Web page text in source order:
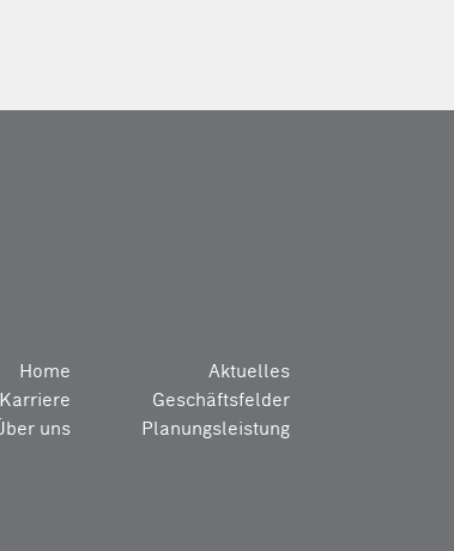
Home
Karriere
uns
Aktuelles
Geschäftsfelder
Planungsleistung